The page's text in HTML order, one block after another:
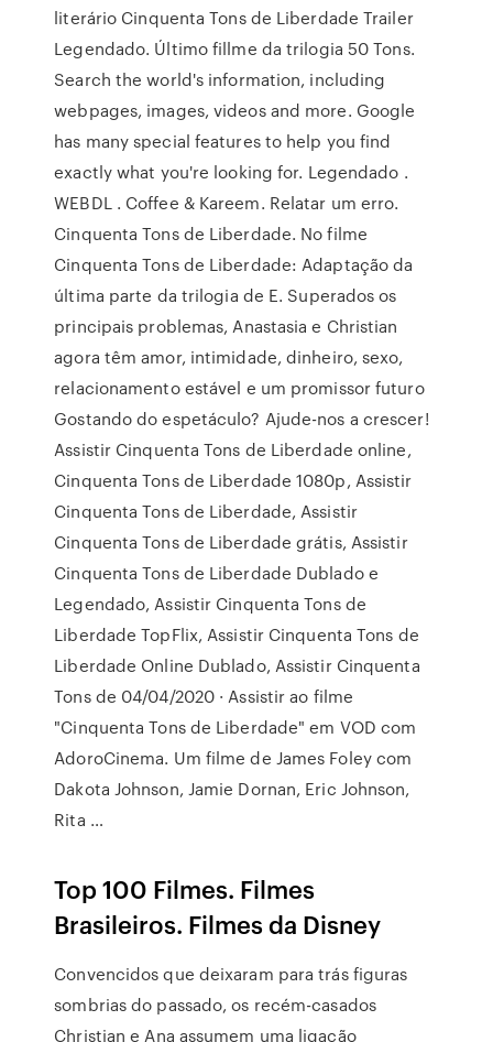
literário Cinquenta Tons de Liberdade Trailer
Legendado. Último fillme da trilogia 50 Tons.
Search the world's information, including
webpages, images, videos and more. Google
has many special features to help you find
exactly what you're looking for. Legendado .
WEBDL . Coffee & Kareem. Relatar um erro.
Cinquenta Tons de Liberdade. No filme
Cinquenta Tons de Liberdade: Adaptação da
última parte da trilogia de E. Superados os
principais problemas, Anastasia e Christian
agora têm amor, intimidade, dinheiro, sexo,
relacionamento estável e um promissor futuro
Gostando do espetáculo? Ajude-nos a crescer!
Assistir Cinquenta Tons de Liberdade online,
Cinquenta Tons de Liberdade 1080p, Assistir
Cinquenta Tons de Liberdade, Assistir
Cinquenta Tons de Liberdade grátis, Assistir
Cinquenta Tons de Liberdade Dublado e
Legendado, Assistir Cinquenta Tons de
Liberdade TopFlix, Assistir Cinquenta Tons de
Liberdade Online Dublado, Assistir Cinquenta
Tons de 04/04/2020 · Assistir ao filme
"Cinquenta Tons de Liberdade" em VOD com
AdoroCinema. Um filme de James Foley com
Dakota Johnson, Jamie Dornan, Eric Johnson,
Rita …
Top 100 Filmes. Filmes
Brasileiros. Filmes da Disney
Convencidos que deixaram para trás figuras
sombrias do passado, os recém-casados
Christian e Ana assumem uma ligação